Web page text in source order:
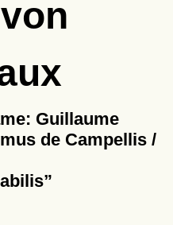
Guillaume
de Campellis /